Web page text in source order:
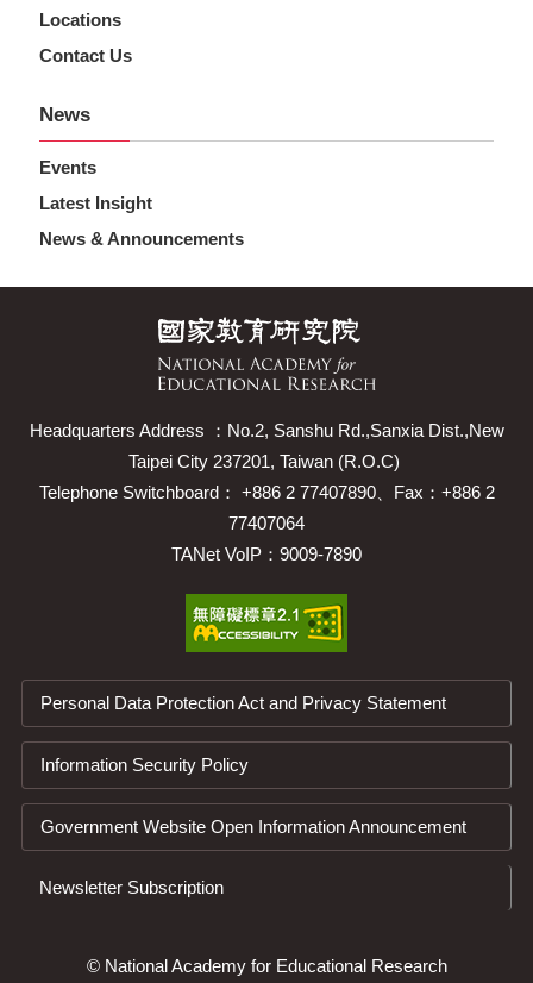
Locations
Contact Us
News
Events
Latest Insight
News & Announcements
Headquarters Address ：No.2, Sanshu Rd.,Sanxia Dist.,New
Taipei City 237201, Taiwan (R.O.C)
Telephone Switchboard： +886 2 77407890、Fax：+886 2
77407064
TANet VoIP：9009-7890
Personal Data Protection Act and Privacy Statement
Information Security Policy
Government Website Open Information Announcement
Newsletter Subscription
© National Academy for Educational Research